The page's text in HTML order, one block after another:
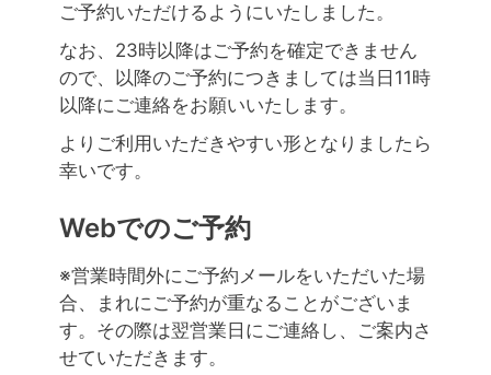
ご予約いただけるようにいたしました。
なお、23時以降はご予約を確定できません
ので、以降のご予約につきましては当日11時
以降にご連絡をお願いいたします。
よりご利用いただきやすい形となりましたら
幸いです。
Webでのご予約
※営業時間外にご予約メールをいただいた場
合、まれにご予約が重なることがございま
す。その際は翌営業日にご連絡し、ご案内さ
せていただきます。